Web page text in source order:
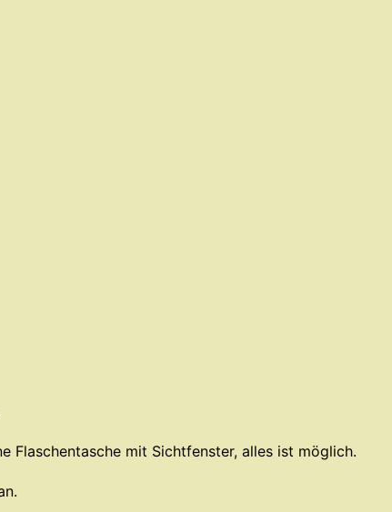
Flaschentasche mit Sichtfenster, alles ist möglich.